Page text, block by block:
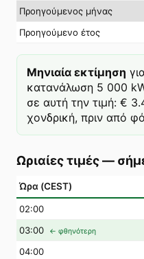
Προηγούμενος μήνας
Προηγούμενο έτος
Μηνιαία εκτίμηση
κατανάλωση 5 000
σε αυτή την τιμή: €
χονδρική, πριν από
Ωριαίες τιμές —
Ώρα (CEST)
02:00
03:00 ← φθηνότερη
04:00